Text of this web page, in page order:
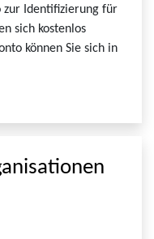
zur Identifizierung für
sich kostenlos
können Sie sich in